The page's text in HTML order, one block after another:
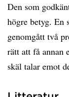
Den som
högre betyg. En
genomgått två
rätt att få annan
skäl talar emot